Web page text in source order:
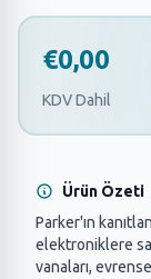
€0,00
KDV Dahil
Ürün Özeti
Parker'ın
elektroniklere
vanaları,